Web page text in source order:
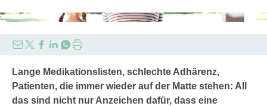
shapecharge/gettyimages
Lange Medikationslisten, schlechte Adhärenz,
Patienten, die immer wieder auf der Matte stehen: All
das sind nicht nur Anzeichen dafür, dass eine